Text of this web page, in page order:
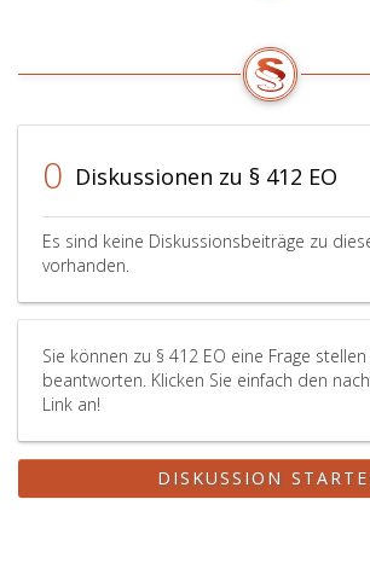
0 Diskussionen zu § 412 EO
Es sind keine Diskussionsbeiträge zu
vorhanden.
Sie können zu § 412 EO eine Frage
beantworten. Klicken Sie einfach den
Link an!
DISKUSSION